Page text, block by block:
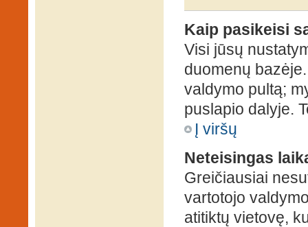
Kaip pasikeisi
Visi jūsų
duomenų
valdymo pultą;
puslapio dalyje.
Į viršų
Neteisingas
Greičiausiai
vartotojo
atitiktų vietovę,